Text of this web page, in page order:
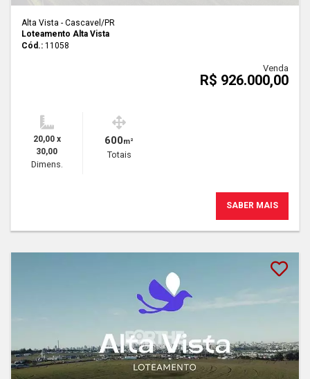
Alta Vista - Cascavel /PR
Loteamento Alta Vista
Cód.: 11058
Venda
R$ 926.000,00
20,00 x
30,00
Dimens.
600m²
Totais
SABER MAIS